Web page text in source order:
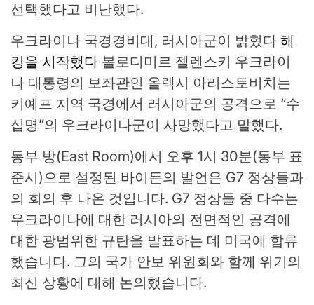
선택했다고 비난했다.
우크라이나 국경경비대, 러시아군이 밝혔다 해
킹을 시작했다 볼로디미르 젤렌스키 우크라이
나 대통령의 보좌관인 올렉시 아리스토비치는
키예프 지역 국경에서 러시아군의 공격으로 “수
십명”의 우크라이나군이 사망했다고 말했다.
동부 방(East Room)에서 오후 1시 30분(동부 표
준시)으로 설정된 바이든의 발언은 G7 정상들과
의 회의 후 나온 것입니다. G7 정상들 중 다수는
우크라이나에 대한 러시아의 전면적인 공격에
대한 광범위한 규탄을 발표하는 데 미국에 합류
했습니다. 그의 국가 안보 위원회와 함께 위기의
최신 상황에 대해 논의했습니다.